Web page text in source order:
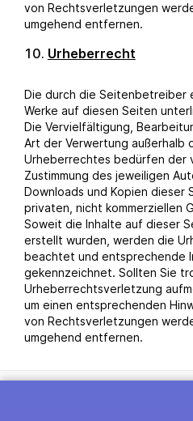
von Rechtsverletzungen
umgehend entfernen.
Urheberrecht
Die durch die Seitenbetreiber
Werke auf diesen Seiten
Die Vervielfältigung,
Art der Verwertung außerhalb
Urheberrechtes bedürfen der
Zustimmung des jeweiligen
Downloads und Kopien dieser
privaten, nicht kommerziellen
Soweit die Inhalte auf dieser
erstellt wurden, werden die
beachtet und entsprechende
gekennzeichnet. Sollten Sie
Urheberrechtsverletzung
um einen entsprechenden
von Rechtsverletzungen
umgehend entfernen.